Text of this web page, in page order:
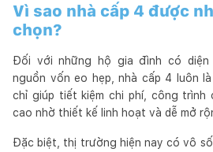
Vì sao nhà cấp 4 được
chọn?
Đối với những hộ gia đình có
nguồn vốn eo hẹp, nhà cấp 4 luôn
chỉ giúp tiết kiệm chi phí, công trình
cao nhờ thiết kế linh hoạt và dễ mở
Đặc biệt, thị trường hiện nay có vô